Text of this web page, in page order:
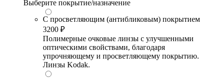
Выберите покрытие/назначение
С просветляющим (антибликовым) покрытием
3200 ₽
Полимерные очковые линзы с улучшенными
оптическими свойствами, благодаря
упрочняющему и просветляющему покрытию.
Линзы Kodak.